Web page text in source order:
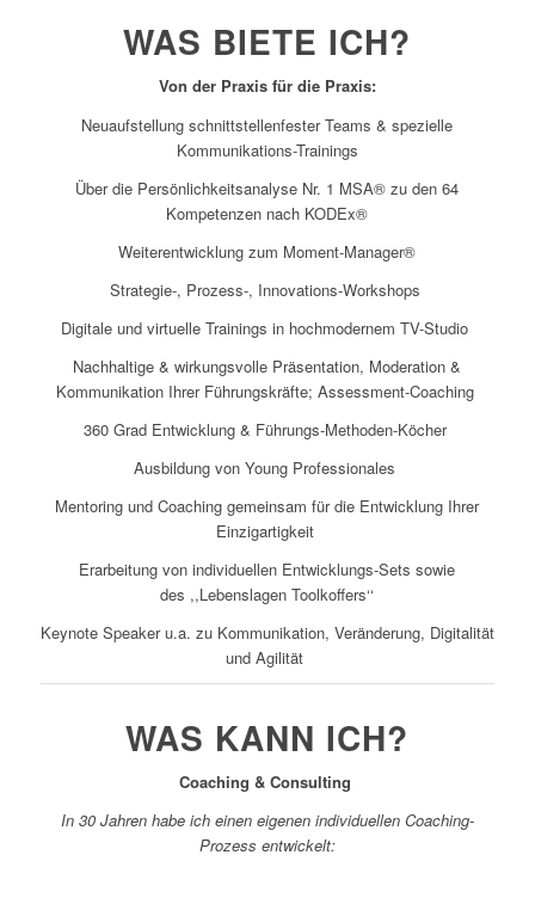
WAS BIETE ICH?
Von der Praxis für die Praxis:
Neuaufstellung schnittstellenfester Teams & spezielle
Kommunikations-Trainings
Über die Persönlichkeitsanalyse Nr. 1 MSA® zu den 64
Kompetenzen nach KODEx®
Weiterentwicklung zum Moment-Manager®
Strategie-, Prozess-, Innovations-Workshops
Digitale und virtuelle Trainings in hochmodernem TV-Studio
Nachhaltige & wirkungsvolle Präsentation, Moderation &
Kommunikation Ihrer Führungskräfte; Assessment-Coaching
360 Grad Entwicklung & Führungs-Methoden-Köcher
Ausbildung von Young Professionales
Mentoring und Coaching gemeinsam für die Entwicklung Ihrer
Einzigartigkeit
Erarbeitung von individuellen Entwicklungs-Sets sowie
des ,,Lebenslagen Toolkoffers‘‘
Keynote Speaker u.a. zu Kommunikation, Veränderung, Digitalität
und Agilität
WAS KANN ICH?
Coaching & Consulting
In 30 Jahren habe ich einen eigenen individuellen Coaching-
Prozess entwickelt: